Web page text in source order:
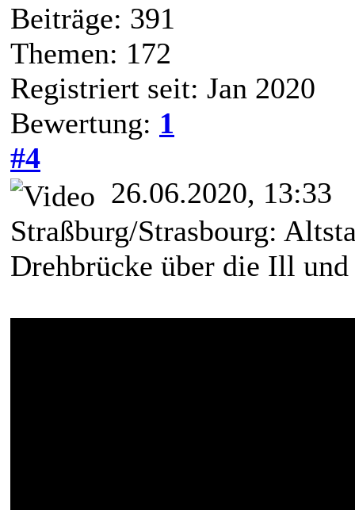
Beiträge: 391
Themen: 172
Registriert seit: Jan 2020
Bewertung: 1
#4
26.06.2020, 13:33
Straßburg/Strasbourg:
Drehbrücke über die Ill und